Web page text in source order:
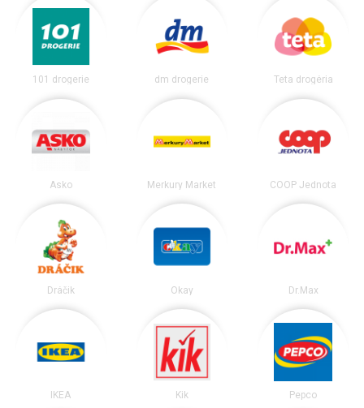
101 drogerie dm drogerie Teta drogéria
Asko Merkury Market COOP Jednota
Dráčik Okay Dr.Max
IKEA Kik Pepco